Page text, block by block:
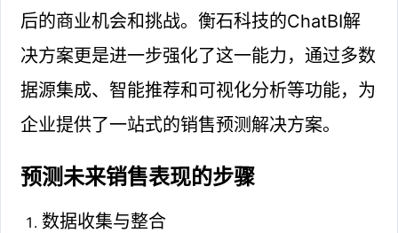
后的商业机会和挑战。衡石科技的ChatBI解
决方案更是进一步强化了这一能力，通过多数
据源集成、智能推荐和可视化分析等功能，为
企业提供了一站式的销售预测解决方案。
预测未来销售表现的步骤
数据收集与整合